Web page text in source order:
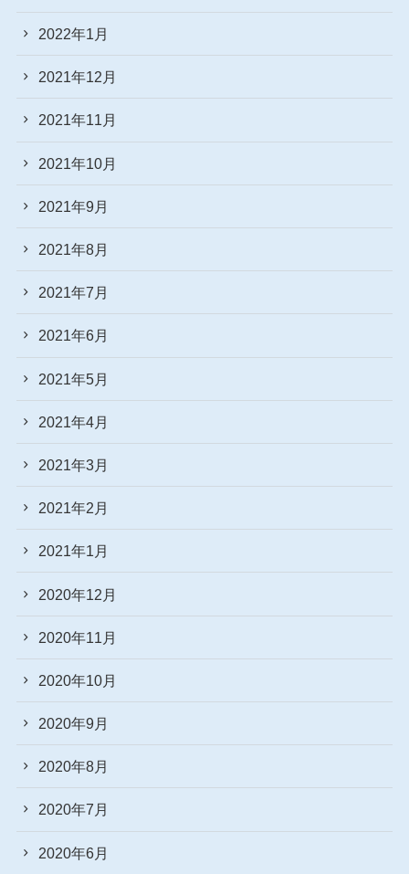
2022年1月
2021年12月
2021年11月
2021年10月
2021年9月
2021年8月
2021年7月
2021年6月
2021年5月
2021年4月
2021年3月
2021年2月
2021年1月
2020年12月
2020年11月
2020年10月
2020年9月
2020年8月
2020年7月
2020年6月